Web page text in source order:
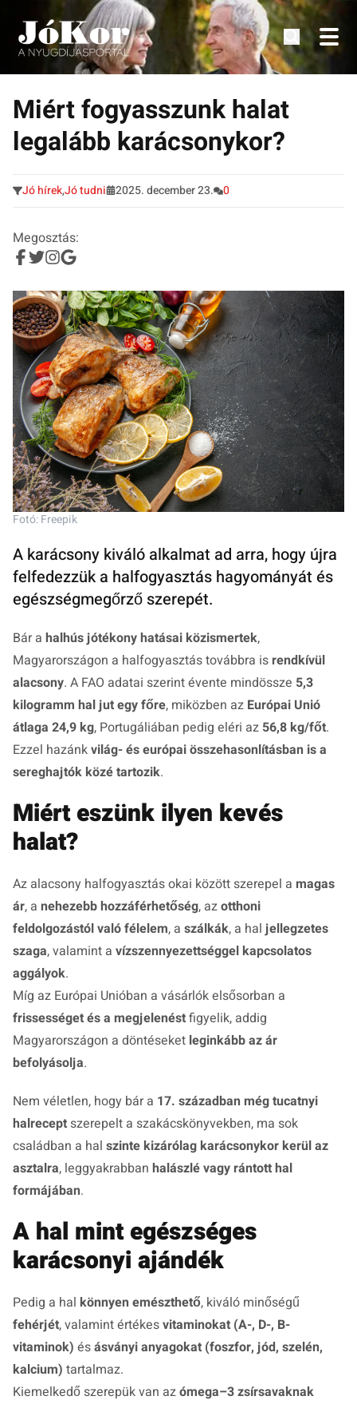
Tovább
tartalomra
Tudnivalók, érdekességek idősek számára.
Miért fogyasszunk halat
legalább karácsonykor?
Jó hírek,Jó tudni 2025. december 23. 0
Megosztás:
Fotó: Freepik
A karácsony kiváló alkalmat ad arra, hogy újra
felfedezzük a halfogyasztás hagyományát és
egészségmegőrző szerepét.
Bár a halhús jótékony hatásai közismertek,
Magyarországon a halfogyasztás továbbra is rendkívül
alacsony. A FAO adatai szerint évente mindössze 5,3
kilogramm hal jut egy főre, miközben az Európai Unió
átlaga 24,9 kg, Portugáliában pedig eléri az 56,8 kg/főt.
Ezzel hazánkvilág- és európai összehasonlításban is a
sereghajtók közé tartozik.
Miért eszünk ilyen kevés
halat?
Az alacsony halfogyasztás okai között szerepel a magas
ár, a nehezebb hozzáférhetőség, azotthoni
feldolgozástól való félelem, a szálkák, a haljellegzetes
szaga, valamint a vízszennyezettséggel kapcsolatos
aggályok.
Míg az Európai Unióban a vásárlók elsősorban a
frissességet és a megjelenéstfigyelik, addig
Magyarországon a döntéseket leginkább az ár
befolyásolja.
Nem véletlen, hogy bár a 17. században még tucatnyi
halrecept szerepelt a szakácskönyvekben, ma sok
családban a hal szinte kizárólag karácsonykor kerül az
asztalra, leggyakrabban halászlé vagy rántott hal
formájában.
A hal mint egészséges
karácsonyi ajándék
Pedig a hal könnyen emészthető, kiváló minőségű
fehérjét, valamint értékesvitaminokat (A-, D-, B-
vitaminok) ésásványi anyagokat (foszfor, jód, szelén,
kalcium) tartalmaz.
Kiemelkedő szerepük van azómega–3 zsírsavaknak